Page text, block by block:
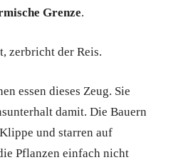
Grenze.
zerbricht der Reis.
essen dieses Zeug. Sie
damit. Die Bauern
und starren auf
Pflanzen einfach nicht